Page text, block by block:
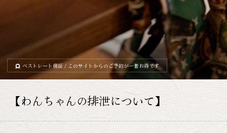
ベストレート保証/ このサイトからのご予約が一番お得です
【わんちゃんの排泄について】